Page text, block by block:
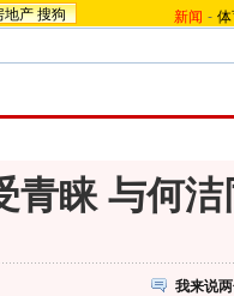
地产 搜狗 新闻 -
青睐 与何
我来说